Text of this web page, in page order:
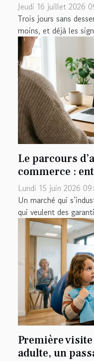
Jeudi 16 juillet 2026
Trois jours sans
moins, et déjà les
Le parcours
commerce :
Lundi 15 juin 2026
Un marché qui
qui veulent des
Première
adulte, un